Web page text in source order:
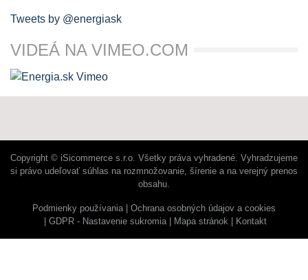
Tweets by @energiask
VIDEÁ NA VIMEO.COM
Copyright © iSicommerce s.r.o. Všetky práva vyhradené. Vyhradzujeme
si právo udeľovať súhlas na rozmnožovanie, šírenie a na verejný prenos
obsahu.
Podmienky používania
Ochrana osobných údajov a cookies
GDPR - Nastavenie sukromia
Mapa stránok Kontakt